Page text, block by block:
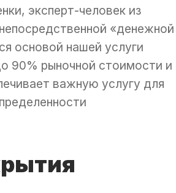
эксперт-человек из
«денежной
основой нашей услуги
90% рыночной стоимости и
важную услугу для